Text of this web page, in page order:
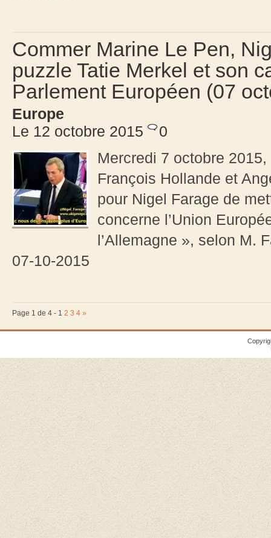
Commer Marine Le Pen,
puzzle Tatie Merkel et son
Parlement Européen (07
Europe
Le 12 octobre 2015
0
Mercredi 7 octobre
François Hollande et
pour Nigel Farage de
concerne l’Union
l’Allemagne », selon M.
07-10-2015
Page 1 de 4 - 1 2 3 4 »